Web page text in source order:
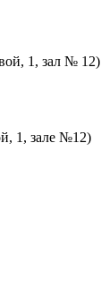
1, зал № 12)
1, зале №12)